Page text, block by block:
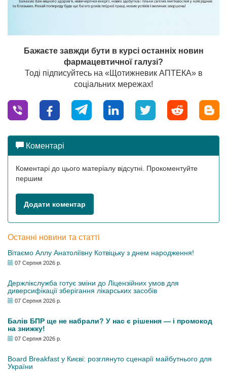
Бажаєте завжди бути в курсі останніх новин
фармацевтичної галузі?
Тоді підписуйтесь на «Щотижневик АПТЕКА» в
соціальних мережах!
Коментарі
Коментарі до цього матеріалу відсутні. Прокоментуйте
першим
Додати коментар
Останні новини та статті
Вітаємо Аллу Анатоліївну Котвіцьку з днем народження!
07 Серпня 2026 р.
Держлікслужба готує зміни до Ліцензійних умов для
диверсифікації зберігання лікарських засобів
07 Серпня 2026 р.
Балів БПР ще не набрали? У нас є рішення — і промокод
на знижку!
07 Серпня 2026 р.
Board Breakfast у Києві: розглянуто сценарії майбутнього для
України